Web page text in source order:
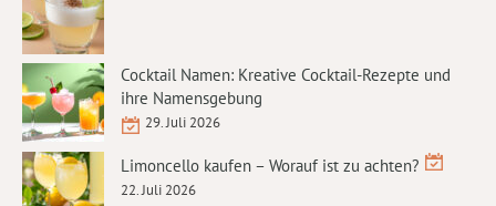
Cocktail Namen: Kreative Cocktail-Rezepte und
ihre Namensgebung
29. Juli 2026
Limoncello kaufen – Worauf ist zu achten?
22. Juli 2026